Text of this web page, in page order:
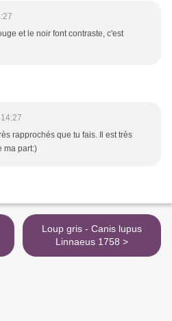
et le noir font contraste, c'est
rapprochés que tu fais. Il est très
ma part:)
Loup gris - Canis lupus
Linnaeus 1758 >